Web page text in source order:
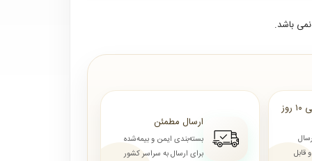
باشد.
ارسال از ۷ روز الی ۱۰ روز
ارسال مطمئن
بسته‌بندی ایمن و بیمه‌شده
برای ارسال به سراسر کشور